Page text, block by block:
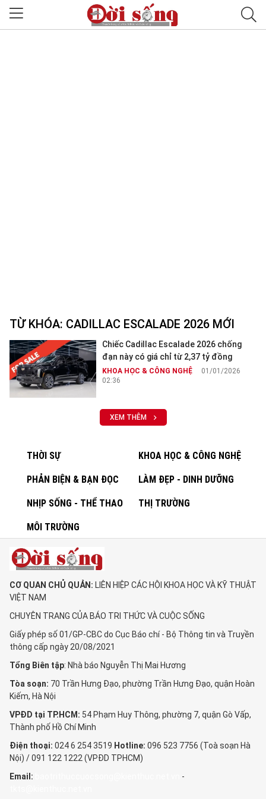
TỪ KHÓA: CADILLAC ESCALADE 2026 MỚI
Chiếc Cadillac Escalade 2026 chống
đạn này có giá chỉ từ 2,37 tỷ đồng
KHOA HỌC & CÔNG NGHỆ
01/01/2026
02:36
XEM THÊM
THỜI SỰ KHOA HỌC & CÔNG NGHỆ
PHẢN BIỆN & BẠN ĐỌC LÀM ĐẸP - DINH DƯỠNG
NHỊP SỐNG - THỂ THAO THỊ TRƯỜNG
MÔI TRƯỜNG
CƠ QUAN CHỦ QUẢN: LIÊN HIỆP CÁC HỘI KHOA HỌC VÀ KỸ THUẬT
VIỆT NAM
CHUYÊN TRANG CỦA BÁO TRI THỨC VÀ CUỘC SỐNG
Giấy phép số 01/GP-CBC do Cục Báo chí - Bộ Thông tin và Truyền
thông cấp ngày 20/08/2021
Tổng Biên tập: Nhà báo Nguyễn Thị Mai Hương
Tòa soạn: 70 Trần Hưng Đạo, phường Trần Hưng Đạo, quận Hoàn
Kiếm, Hà Nội
VPĐD tại TP.HCM: 54 Phạm Huy Thông, phường 7, quận Gò Vấp,
Thành phố Hồ Chí Minh
Điện thoại: 024 6 254 3519 Hotline: 096 523 7756 (Toà soạn Hà
Nội) / 091 122 1222 (VPĐD TPHCM)
Email:
-